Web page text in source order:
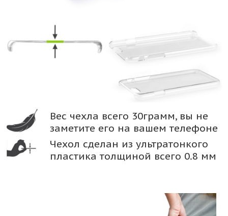
Вес чехла всего 30грамм, вы не
заметите его на вашем телефоне
Чехол сделан из ультратонкого
пластика толщиной всего 0.8 мм